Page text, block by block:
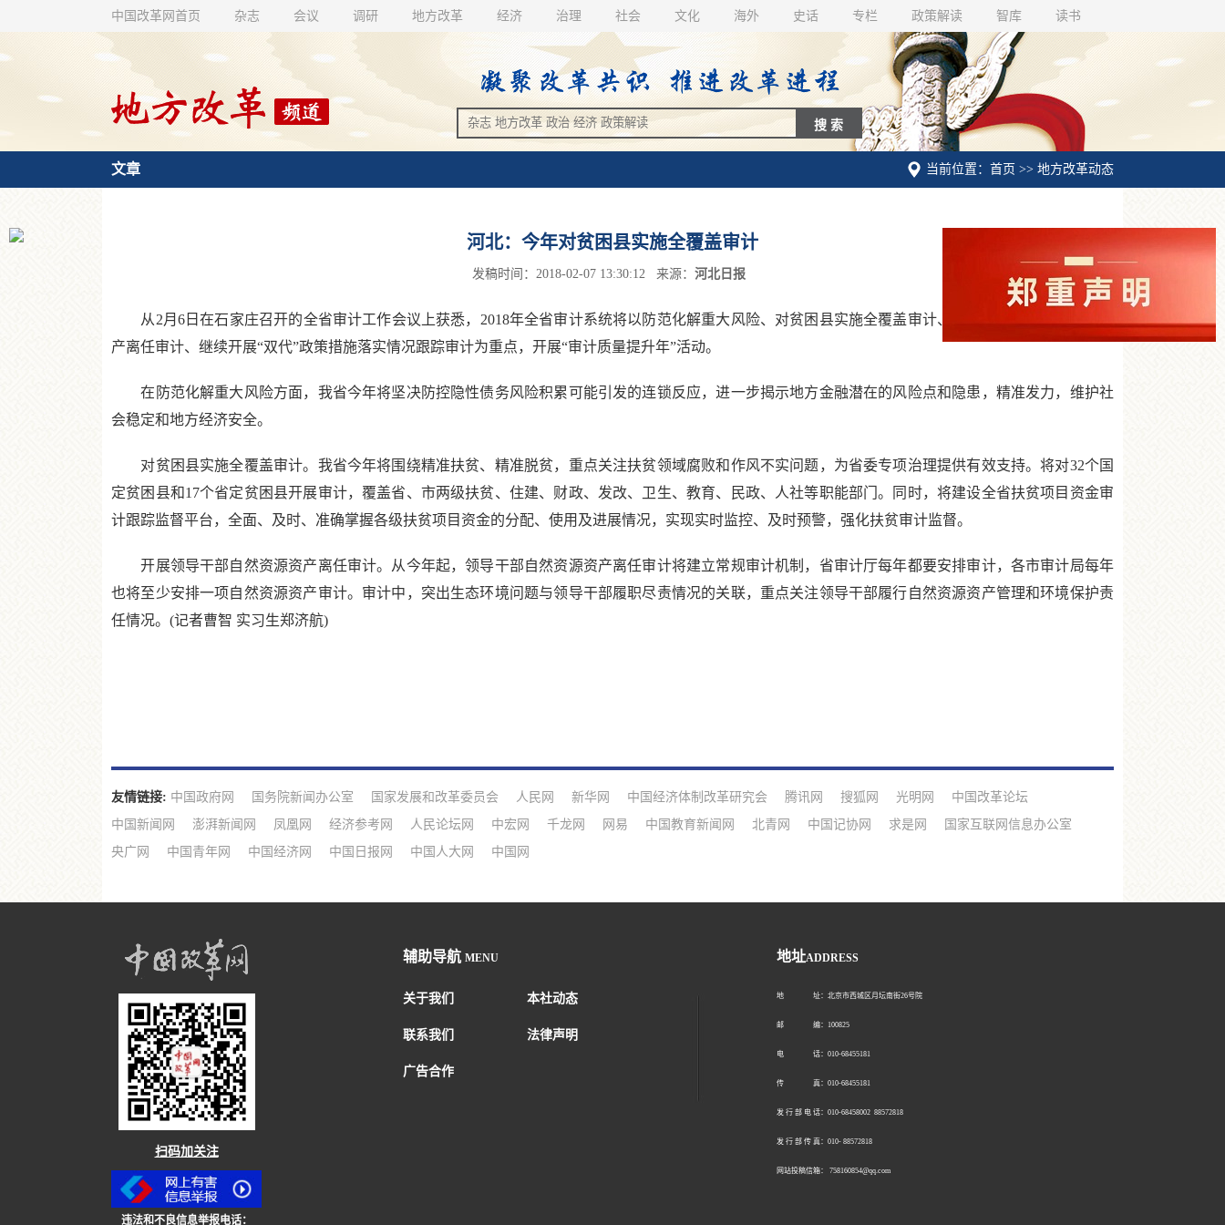
中国改革网首页 杂志 会议 调研 地方改革 经济 治理 社会 文化 海外 史话 专栏 政策解读 智库 读书
当前位置：首页 >> 地方改革动态
文章
河北：今年对贫困县实施全覆盖审计
发稿时间：2018-02-07 13:30:12 来源： 河北日报
从2月6日在石家庄召开的全省审计工作会议上获悉，2018年全省审计系统将以防范化解重大风险、对贫困县实施全覆盖审计、开展领导干部自然资源资
产离任审计、继续开展“双代”政策措施落实情况跟踪审计为重点，开展“审计质量提升年”活动。
在防范化解重大风险方面，我省今年将坚决防控隐性债务风险积累可能引发的连锁反应，进一步揭示地方金融潜在的风险点和隐患，精准发力，维护社
会稳定和地方经济安全。
对贫困县实施全覆盖审计。我省今年将围绕精准扶贫、精准脱贫，重点关注扶贫领域腐败和作风不实问题，为省委专项治理提供有效支持。将对32个国
定贫困县和17个省定贫困县开展审计，覆盖省、市两级扶贫、住建、财政、发改、卫生、教育、民政、人社等职能部门。同时，将建设全省扶贫项目资金审
计跟踪监督平台，全面、及时、准确掌握各级扶贫项目资金的分配、使用及进展情况，实现实时监控、及时预警，强化扶贫审计监督。
开展领导干部自然资源资产离任审计。从今年起，领导干部自然资源资产离任审计将建立常规审计机制，省审计厅每年都要安排审计，各市审计局每年
也将至少安排一项自然资源资产审计。审计中，突出生态环境问题与领导干部履职尽责情况的关联，重点关注领导干部履行自然资源资产管理和环境保护责
任情况。(记者曹智 实习生郑济航)
友情链接: 中国政府网 国务院新闻办公室 国家发展和改革委员会 人民网 新华网 中国经济体制改革研究会 腾讯网 搜狐网 光明网
中国改革论坛
中国新闻网
澎湃新闻网 凤凰网 经济参考网 人民论坛网 中宏网 千龙网 网易 中国教育新闻网 北青网 中国记协网 求是网
国家互联网信息办公室
央广网
中国青年网 中国经济网 中国日报网 中国人大网 中国网
扫码加关注
违法和不良信息举报电话：
辅助导航 MENU
关于我们 本社动态
联系我们 法律声明
广告合作
地址ADDRESS
地 址：北京市西城区月坛南街26号院
邮 编：100825
电 话：010-68455181
传 真：010-68455181
发 行 部 电 话：010-68458002 88572818
发 行 部 传 真：010- 88572818
网站投稿信箱： 758160854@qq.com